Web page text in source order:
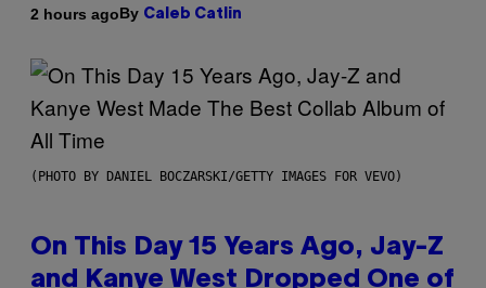
2 hours agoBy Caleb Catlin
(PHOTO BY DANIEL BOCZARSKI/GETTY IMAGES FOR VEVO)
On This Day 15 Years Ago, Jay-Z
and Kanye West Dropped One of